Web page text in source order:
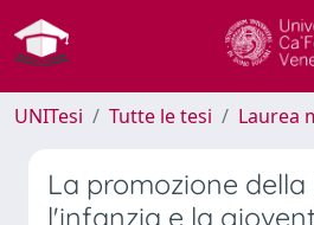
UNITesi Tutte le tesi Laurea
La promozione
l'infanzia e la